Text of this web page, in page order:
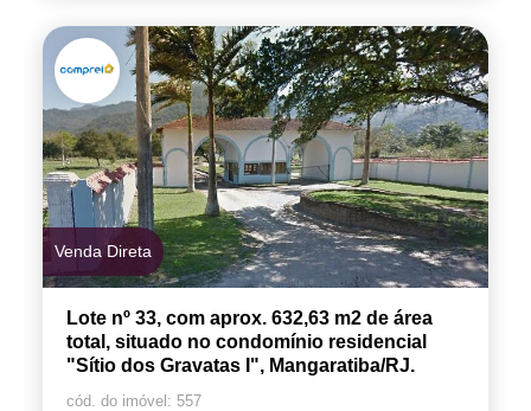
Venda Direta
Lote nº 33, com aprox. 632,63 m2 de área
total, situado no condomínio residencial
"Sítio dos Gravatas I", Mangaratiba/RJ.
cód. do imóvel: 557